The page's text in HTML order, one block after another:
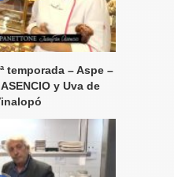
temporada – Aspe –
y Uva de